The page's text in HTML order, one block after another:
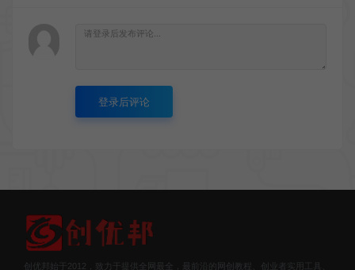
登录后评论
创优邦始于2012，致力于提供全网最全，最前沿的网创教程、创业者实用工具、